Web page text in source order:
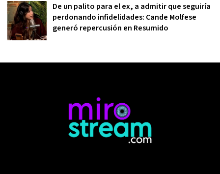
De un palito para el ex, a admitir que seguiría
perdonando infidelidades: Cande Molfese
generó repercusión en Resumido